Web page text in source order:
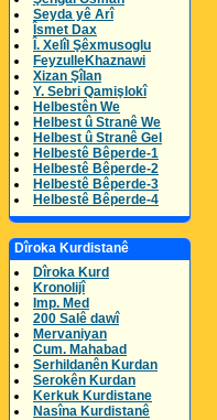
Seyda yê Arî
Îsmet Dax
Î. Xelîl Şêxmusoglu
FeyzulleKhaznawi
Xizan Şîlan
Y. Sebri Qamişlokî
Helbestên We
Helbest û Stranê We
Helbest û Stranê Gel
Helbestê Bêperde-1
Helbestê Bêperde-2
Helbestê Bêperde-3
Helbestê Bêperde-4
Dîroka Kurdistanê
Dîroka Kurd
Kronolijî
Imp. Med
200 Salê dawî
Mervaniyan
Cum. Mahabad
Serhildanên Kurdan
Serokên Kurdan
Kerkuk Kurdistane
Nasîna Kurdistanê